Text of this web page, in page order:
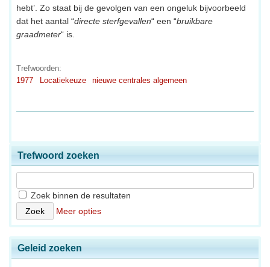
hebt’. Zo staat bij de gevolgen van een ongeluk bijvoorbeeld
dat het aantal “directe sterfgevallen“ een “bruikbare
graadmeter“ is.
Trefwoorden:
1977
Locatiekeuze nieuwe centrales algemeen
Trefwoord zoeken
Zoek binnen de resultaten
Meer opties
Geleid zoeken